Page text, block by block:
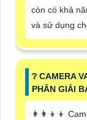
còn có khả
và sử dụng
❔ CAMERA
PHÂN GIẢI
👩‍👩‍👦‍👦